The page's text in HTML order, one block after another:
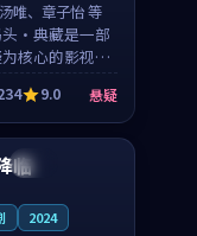
汤唯、章子怡 等
头·典藏是一部
核心的影视作
危机、反转与
展开，整体节
值得推荐观
9.0 悬疑
独播
临
2024